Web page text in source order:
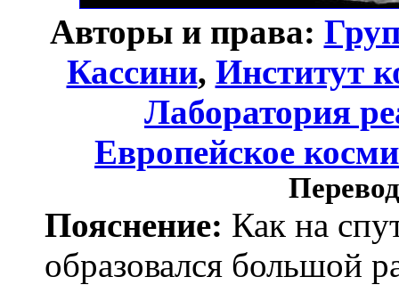
Авторы и права:
Кассини, Институт
Лаборатория
Европейское
Пояснение: Как на
образовался большой